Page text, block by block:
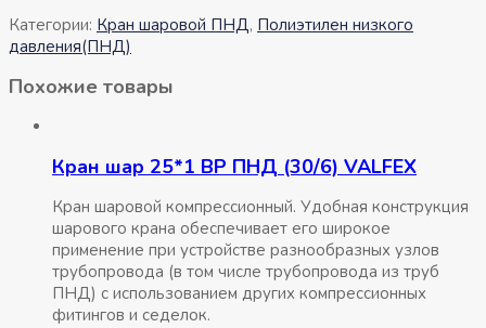
Категории: Кран шаровой ПНД, Полиэтилен низкого
давления(ПНД)
Похожие товары
Кран шар 25*1 ВР ПНД (30/6) VALFEX
Кран шаровой компрессионный. Удобная конструкция
шарового крана обеспечивает его широкое
применение при устройстве разнообразных узлов
трубопровода (в том числе трубопровода из труб
ПНД) с использованием других компрессионных
фитингов и седелок.